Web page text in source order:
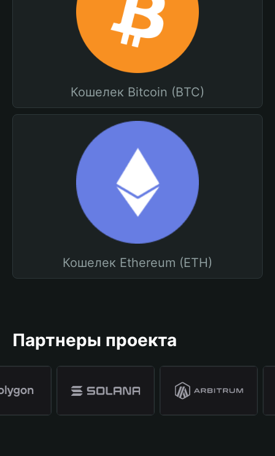
Кошелек Bitcoin (BTC)
Кошелек Ethereum (ETH)
Партнеры проекта